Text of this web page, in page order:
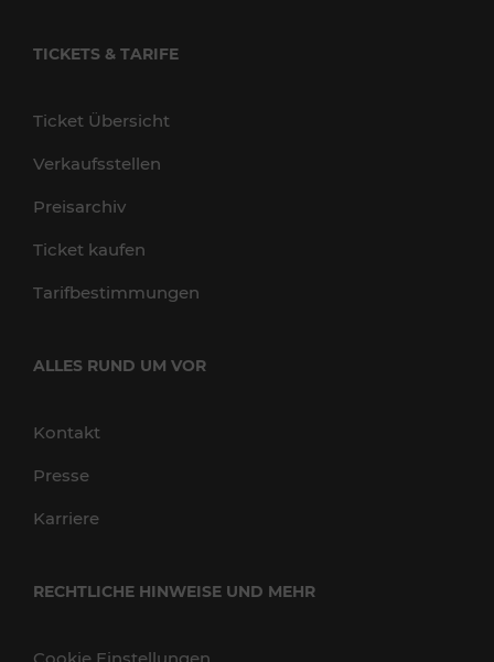
TICKETS & TARIFE
Ticket Übersicht
Verkaufsstellen
Preisarchiv
Ticket kaufen
Tarifbestimmungen
ALLES RUND UM VOR
Kontakt
Presse
Karriere
RECHTLICHE HINWEISE UND MEHR